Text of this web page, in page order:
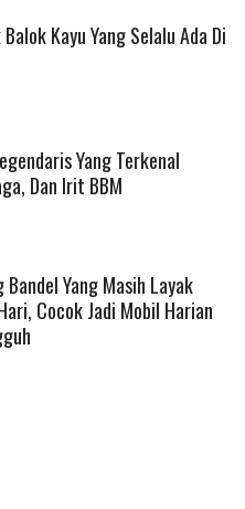
Kayu Yang Selalu Ada Di
Yang Terkenal
Dan Irit BBM
Yang Masih Layak
Cocok Jadi Mobil Harian